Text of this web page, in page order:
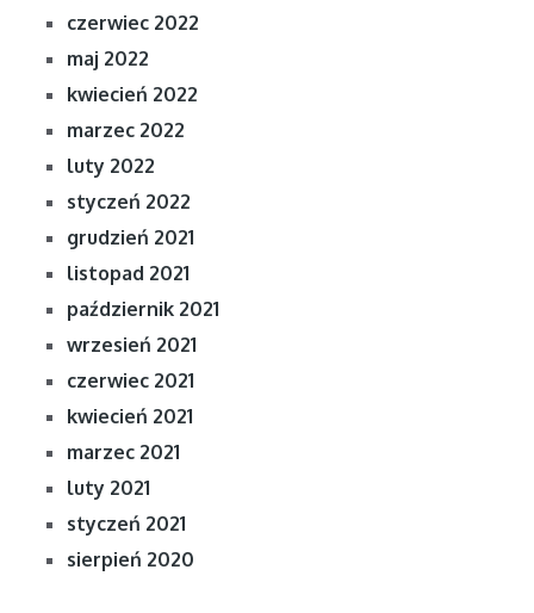
czerwiec 2022
maj 2022
kwiecień 2022
marzec 2022
luty 2022
styczeń 2022
grudzień 2021
listopad 2021
październik 2021
wrzesień 2021
czerwiec 2021
kwiecień 2021
marzec 2021
luty 2021
styczeń 2021
sierpień 2020